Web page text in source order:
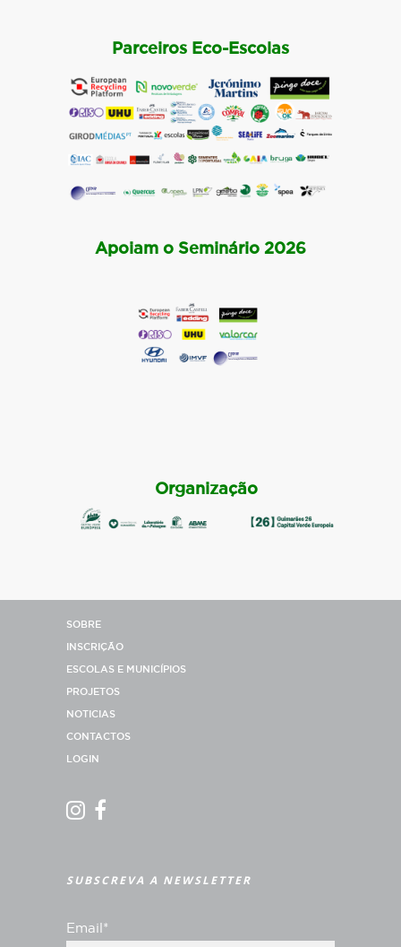
Parceiros Eco-Escolas
Apoiam o Seminário 2026
Organização
SOBRE
INSCRIÇÃO
ESCOLAS E MUNICÍPIOS
PROJETOS
NOTICIAS
CONTACTOS
LOGIN
SUBSCREVA A NEWSLETTER
Email*